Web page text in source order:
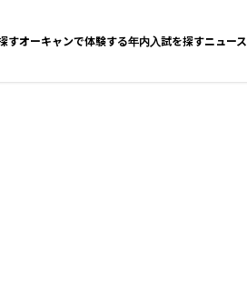
すオーキャンで体験する年内入試を探すニュース